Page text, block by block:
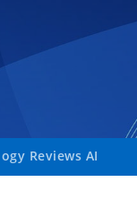
Reviews AI